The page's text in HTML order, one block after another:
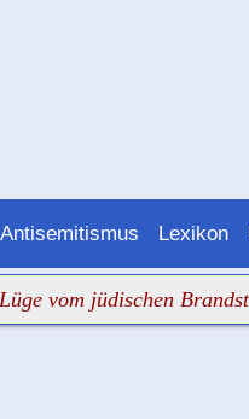
Antisemitismus Lexikon
Brandstifter